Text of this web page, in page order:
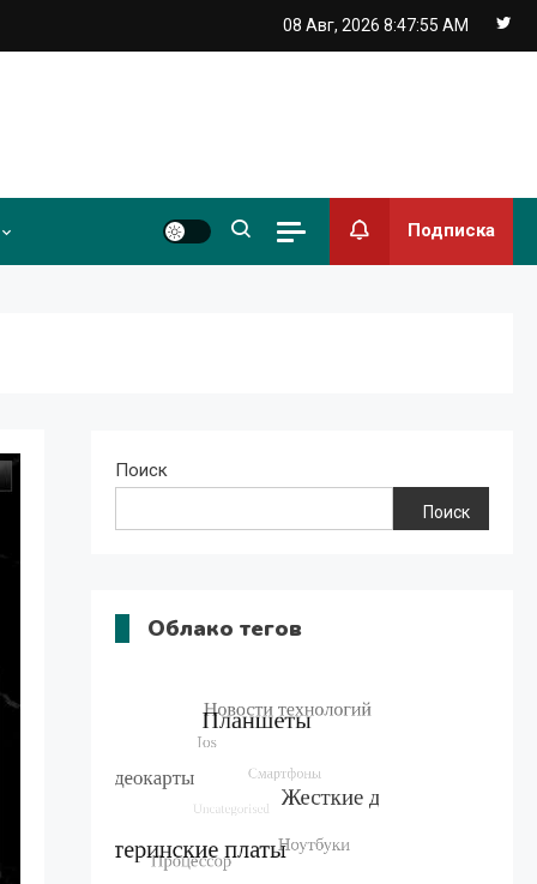
08 Авг, 2026 8:47:56 AM
Подписка
Поиск
Поиск
Облако тегов